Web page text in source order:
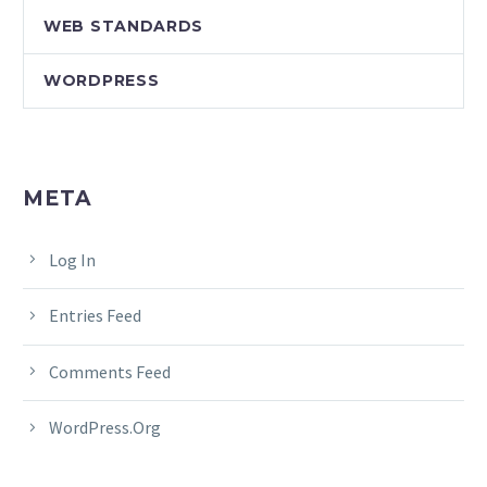
WEB STANDARDS
WORDPRESS
META
Log In
Entries Feed
Comments Feed
WordPress.org